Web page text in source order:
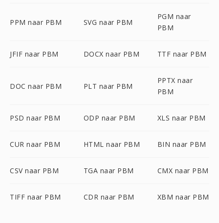
PPM naar PBM SVG naar PBM
PGM naar
PBM
JFIF naar PBM DOCX naar PBM TTF naar PBM
DOC naar PBM PLT naar PBM
PPTX naar
PBM
PSD naar PBM ODP naar PBM XLS naar PBM
CUR naar PBM HTML naar PBM BIN naar PBM
CSV naar PBM TGA naar PBM CMX naar PBM
TIFF naar PBM CDR naar PBM XBM naar PBM